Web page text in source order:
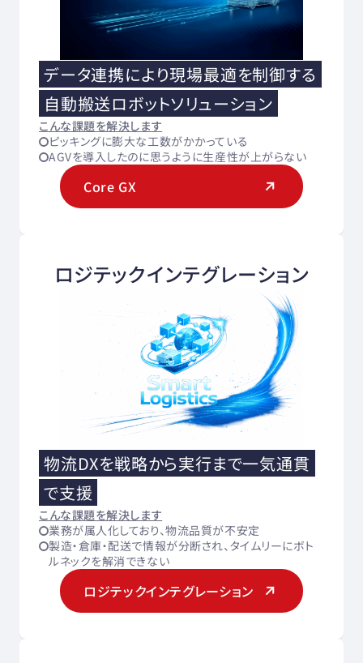
データ連携により現場最適を制御する
自動搬送ロボットソリューション
こんな課題を解決します
ピッキングに膨大な工数がかかっている
AGVを導入したのに思うように生産性が上がらない
Core GX
ロジテックインテグレーション
物流DXを戦略から実行まで一気通貫
で支援
こんな課題を解決します
業務が属人化しており、物流品質が不安定
製造・倉庫・配送で情報が分断され、タイムリーにボト
ルネックを解消できない
ロジテックインテグレーション